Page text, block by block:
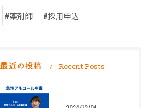
#薬剤師 #採用申込
最近の投稿 Recent Posts